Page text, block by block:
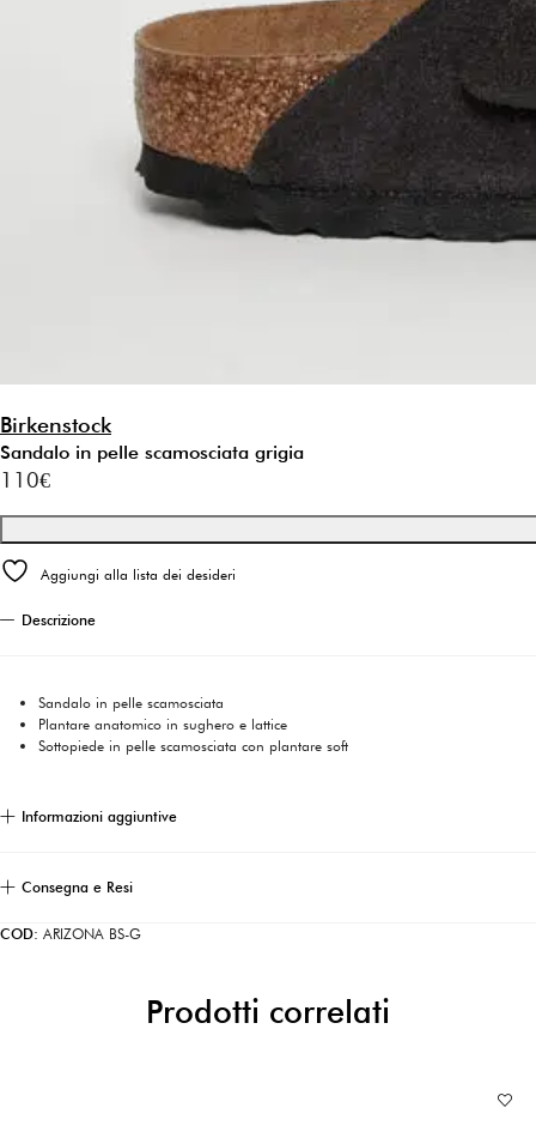
Birkenstock
Sandalo in pelle scamosciata grigia
110€
Aggiungi alla lista dei desideri
COD: ARIZONA BS-G
Descrizione
Sandalo in pelle scamosciata
Plantare anatomico in sughero e lattice
Sottopiede in pelle scamosciata con plantare soft
Informazioni aggiuntive
Consegna e Resi
Prodotti correlati